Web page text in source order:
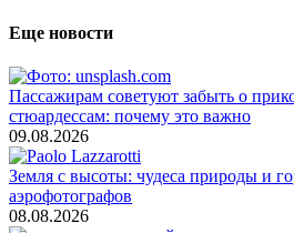
Еще новости
Пассажирам советуют забыть о
стюардессам: почему это важно
09.08.2026
Земля с высоты: чудеса природы и
аэрофотографов
08.08.2026